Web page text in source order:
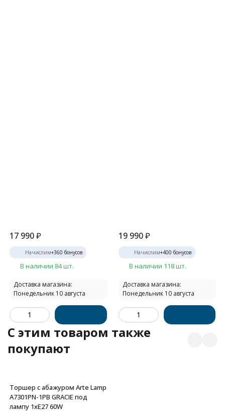
17 990₽
Начислим+360 бонусов
В наличии 84 шт.
Доставка магазина:
Понедельник 10 августа
19 990 ₽
Начислим+400 бонусов
В наличии 118 шт.
Доставка магазина:
Понедельник 10 августа
C этим товаром также
покупают
Торшер с абажуром Arte Lamp
A7301PN-1PB GRACIE под
лампу 1xE27 60W